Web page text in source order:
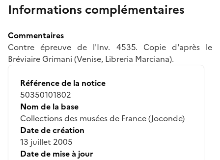
Informations complémentaires
Commentaires
Contre épreuve de l'Inv. 4535. Copie d'après le
Bréviaire Grimani (Venise, Libreria Marciana).
Référence de la notice
50350101802
Nom de la base
Collections des musées de France (Joconde)
Date de création
13 juillet 2005
Date de mise à jour